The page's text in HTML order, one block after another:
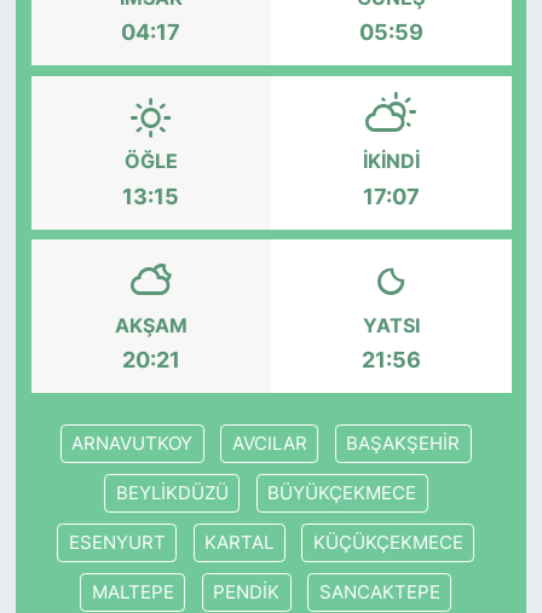
04:17 05:59
ÖĞLE
13:15
İKINDI
17:07
AKŞAM
20:21
YATSI
21:56
ARNAVUTKOY AVCILAR BAŞAKŞEHİR
BEYLİKDÜZÜ BÜYÜKÇEKMECE
ESENYURT KARTAL KÜÇÜKÇEKMECE
MALTEPE PENDİK SANCAKTEPE
RÖPORTAJ
SAĞLIK
SARIYER HABERLERİ
SARIYER İMAR BARIŞI
SİYASET
SPOR
TEKNOLOJİ
TÜRKİYE VE DÜNYA GÜNDEMİ